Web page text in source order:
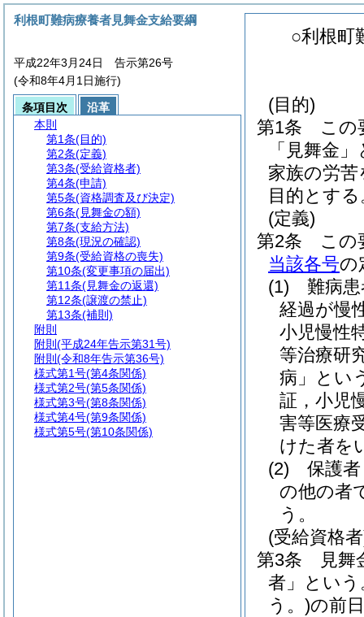
○利根町
(目的)
第1条
この
「見舞金
家族の労
目的とする
(定義)
第2条
この
当該各号の
(1)
難病
経過が慢
小児慢性
等治療研
病」とい
証，小児
害等医療
けた者を
(2)
保護
の他の者
う。
(受給資格
第3条
見舞
者」という
う。)の前
利根町難病療養者見舞金支給要綱
平成22年3月24日 告示第26号
(令和8年4月1日施行)
条項目次
沿革
本則
第1条(目的)
第2条(定義)
第3条(受給資格者)
第4条(申請)
第5条(資格調査及び決定)
第6条(見舞金の額)
第7条(支給方法)
第8条(現況の確認)
第9条(受給資格の喪失)
第10条(変更事項の届出)
第11条(見舞金の返還)
第12条(譲渡の禁止)
第13条(補則)
附則
附則 (平成24年告示第31号)
附則 (令和8年告示第36号)
様式第1号(第4条関係)
様式第2号(第5条関係)
様式第3号(第8条関係)
様式第4号(第9条関係)
様式第5号(第10条関係)